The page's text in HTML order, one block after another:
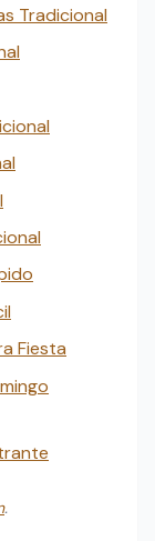
Tradicional
Fiesta
.